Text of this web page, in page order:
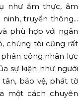
như ẩm thực, âm
truyền thông...
phù hợp với ngân
chúng tôi cũng rất
công nhân lực
sự kiện như người
bảo vệ, phát tờ
một cách chuyên